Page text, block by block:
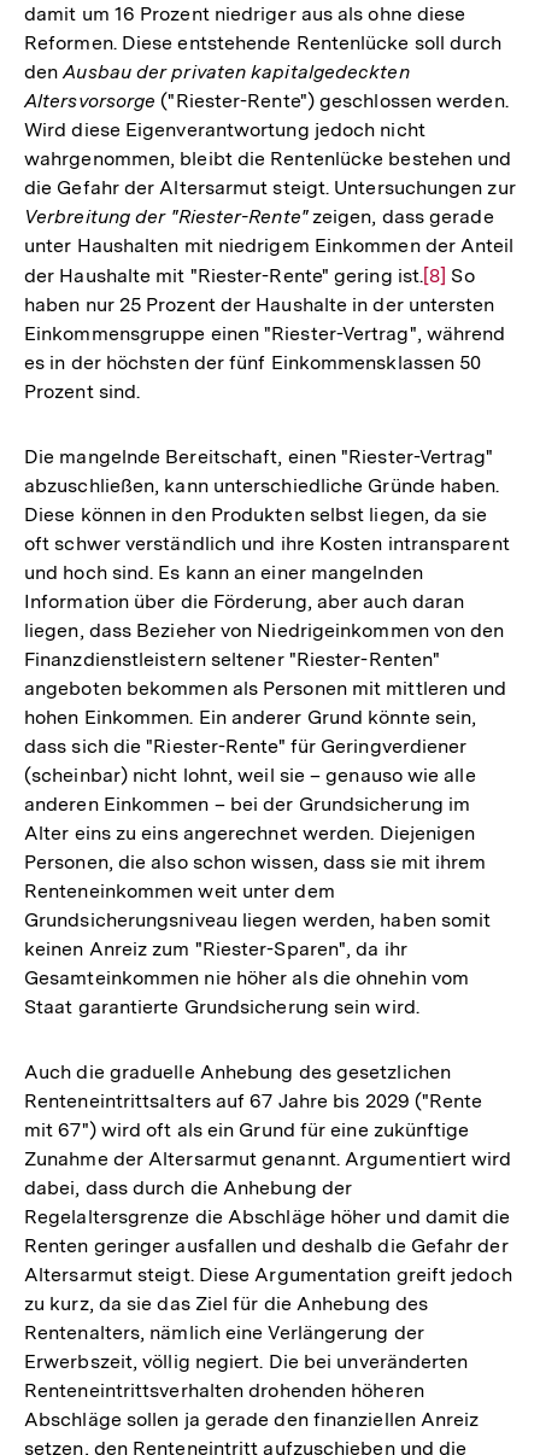
damit um 16 Prozent niedriger aus als ohne diese
Reformen. Diese entstehende Rentenlücke soll durch
denAusbau der privaten kapitalgedeckten
Altersvorsorge ("Riester-Rente") geschlossen werden.
Wird diese Eigenverantwortung jedoch nicht
wahrgenommen, bleibt die Rentenlücke bestehen und
die Gefahr der Altersarmut steigt. Untersuchungen zur
Verbreitung der "Riester-Rente"zeigen, dass gerade
unter Haushalten mit niedrigem Einkommen der Anteil
der Haushalte mit "Riester-Rente" gering ist.Zur
Auflösung
der
Fußnote
[8] So
haben nur 25 Prozent der Haushalte in der untersten
Einkommensgruppe einen "Riester-Vertrag", während
es in der höchsten der fünf Einkommensklassen 50
Prozent sind.
Die mangelnde Bereitschaft, einen "Riester-Vertrag"
abzuschließen, kann unterschiedliche Gründe haben.
Diese können in den Produkten selbst liegen, da sie
oft schwer verständlich und ihre Kosten intransparent
und hoch sind. Es kann an einer mangelnden
Information über die Förderung, aber auch daran
liegen, dass Bezieher von Niedrigeinkommen von den
Finanzdienstleistern seltener "Riester-Renten"
angeboten bekommen als Personen mit mittleren und
hohen Einkommen. Ein anderer Grund könnte sein,
dass sich die "Riester-Rente" für Geringverdiener
(scheinbar) nicht lohnt, weil sie – genauso wie alle
anderen Einkommen – bei der Grundsicherung im
Alter eins zu eins angerechnet werden. Diejenigen
Personen, die also schon wissen, dass sie mit ihrem
Renteneinkommen weit unter dem
Grundsicherungsniveau liegen werden, haben somit
keinen Anreiz zum "Riester-Sparen", da ihr
Gesamteinkommen nie höher als die ohnehin vom
Staat garantierte Grundsicherung sein wird.
Auch die graduelle Anhebung des gesetzlichen
Renteneintrittsalters auf 67 Jahre bis 2029 ("Rente
mit 67") wird oft als ein Grund für eine zukünftige
Zunahme der Altersarmut genannt. Argumentiert wird
dabei, dass durch die Anhebung der
Regelaltersgrenze die Abschläge höher und damit die
Renten geringer ausfallen und deshalb die Gefahr der
Altersarmut steigt. Diese Argumentation greift jedoch
zu kurz, da sie das Ziel für die Anhebung des
Rentenalters, nämlich eine Verlängerung der
Erwerbszeit, völlig negiert. Die bei unveränderten
Renteneintrittsverhalten drohenden höheren
Abschläge sollen ja gerade den finanziellen Anreiz
setzen, den Renteneintritt aufzuschieben und die